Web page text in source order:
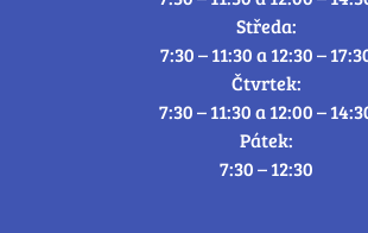
Středa:
7:30 – 11:30 a 12:30 –
Čtvrtek:
7:30 – 11:30 a 12:00 –
Pátek:
7:30 – 12:30